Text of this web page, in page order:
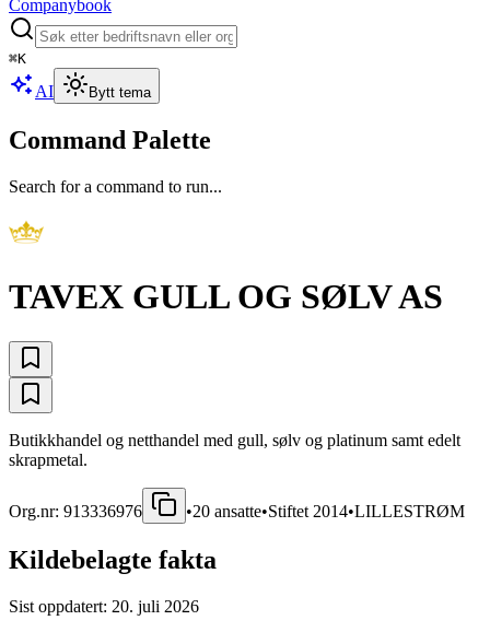
Companybook
⌘K
AI Bytt tema
Command Palette
Search for a command to run...
TAVEX GULL OG SØLV AS
Butikkhandel og netthandel med gull, sølv og platinum samt edelt
skrapmetal.
Org.nr: 913336976 •20 ansatte•Stiftet 2014•LILLESTRØM
Kildebelagte fakta
Sist oppdatert: 20. juli 2026